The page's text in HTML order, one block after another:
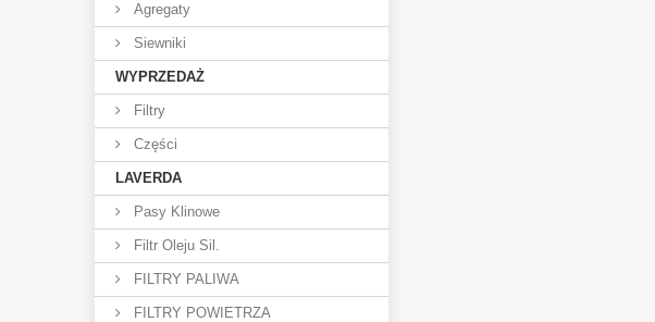
Agregaty
Siewniki
WYPRZEDAŻ
Filtry
Części
LAVERDA
Pasy Klinowe
Filtr Oleju Sil.
FILTRY PALIWA
FILTRY POWIETRZA